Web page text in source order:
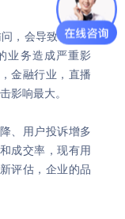
，会导致客流量
业务造成严重影
金融行业，直播
影响最大。
、用户投诉增多
成交率，现有用
评估，企业的品